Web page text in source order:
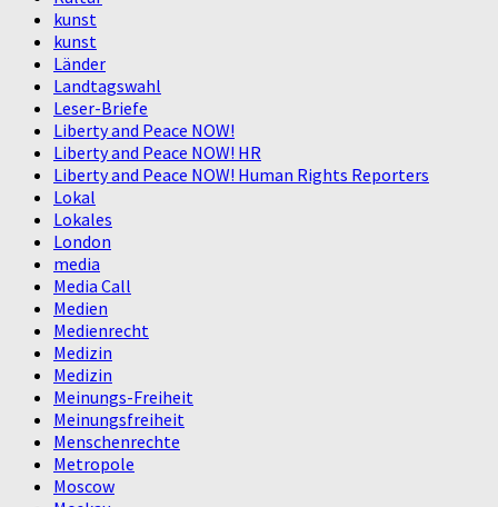
kunst
kunst
Länder
Landtagswahl
Leser-Briefe
Liberty and Peace NOW!
Liberty and Peace NOW! HR
Liberty and Peace NOW! Human Rights Reporters
Lokal
Lokales
London
media
Media Call
Medien
Medienrecht
Medizin
Medizin
Meinungs-Freiheit
Meinungsfreiheit
Menschenrechte
Metropole
Moscow